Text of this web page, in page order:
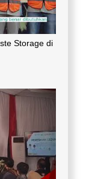
Storage di